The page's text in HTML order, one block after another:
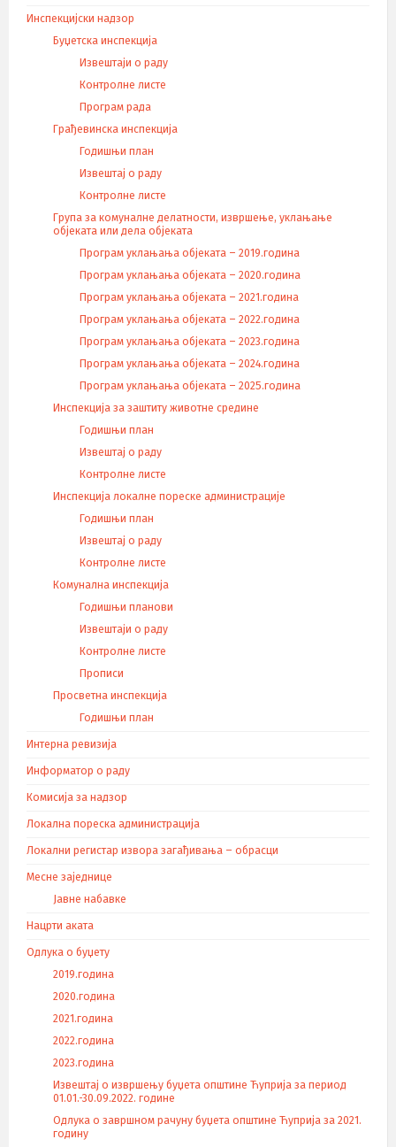
Инспекцијски надзор
Буџетска инспекција
Извештаји о раду
Контролне листе
Програм рада
Грађевинска инспекција
Годишњи план
Извештај о раду
Контролне листе
Група за комуналне делатности, извршење, уклањање
објеката или дела објеката
Програм уклањања објеката – 2019.година
Програм уклањања објеката – 2020.година
Програм уклањања објеката – 2021.година
Програм уклањања објеката – 2022.година
Програм уклањања објеката – 2023.година
Програм уклањања објеката – 2024.година
Програм уклањања објеката – 2025.година
Инспекција за заштиту животне средине
Годишњи план
Извештај о раду
Контролне листе
Инспекција локалне пореске администрације
Годишњи план
Извештај о раду
Контролне листе
Комунална инспекција
Годишњи планови
Извештаји о раду
Контролне листе
Прописи
Просветна инспекција
Годишњи план
Интерна ревизија
Информатор о раду
Комисија за надзор
Локална пореска администрација
Локални регистар извора загађивања – обрасци
Месне заједнице
Јавне набавке
Нацрти аката
Одлука о буџету
2019.година
2020.година
2021.година
2022.година
2023.година
Извештај о извршењу буџета општине Ћуприја за период
01.01.-30.09.2022. године
Одлука о завршном рачуну буџета општине Ћуприја за 2021.
годину